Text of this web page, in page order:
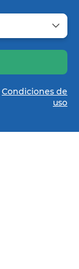
Condiciones de
uso